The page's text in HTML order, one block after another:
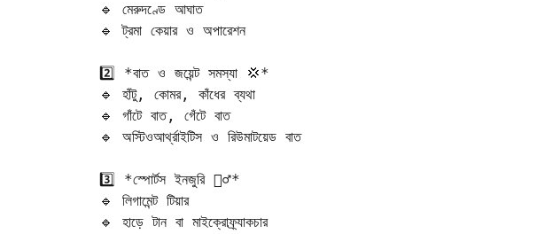
🔹 মেরুদণ্ডে আঘাত
🔹 ট্রমা কেয়ার ও অপারেশন
2️⃣ *বাত ও জয়েন্ট সমস্যা 💢*
🔹 হাঁটু, কোমর, কাঁধের ব্যথা
🔹 গাঁটে বাত, গেঁটে বাত
🔹 অস্টিওআর্থ্রাইটিস ও রিউমাটয়েড বাত
3️⃣ *স্পোর্টস ইনজুরি 🏃‍♂️*
🔹 লিগামেন্ট টিয়ার
🔹 হাড়ে টান বা মাইক্রোফ্র্যাকচার